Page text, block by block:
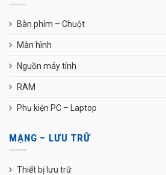
Bàn phím – Chuột
Màn hình
Nguồn máy tính
RAM
Phụ kiện PC – Laptop
MẠNG – LƯU TRỮ
Thiết bị lưu trữ